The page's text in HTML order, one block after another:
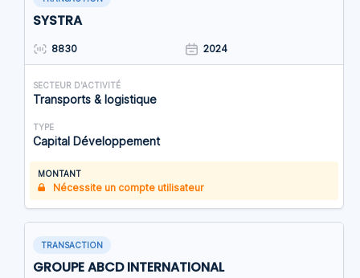
SYSTRA
8830 2024
SECTEUR D'ACTIVITÉ
Transports & logistique
TYPE
Capital Développement
MONTANT
Nécessite un compte utilisateur
TRANSACTION
GROUPE ABCD INTERNATIONAL